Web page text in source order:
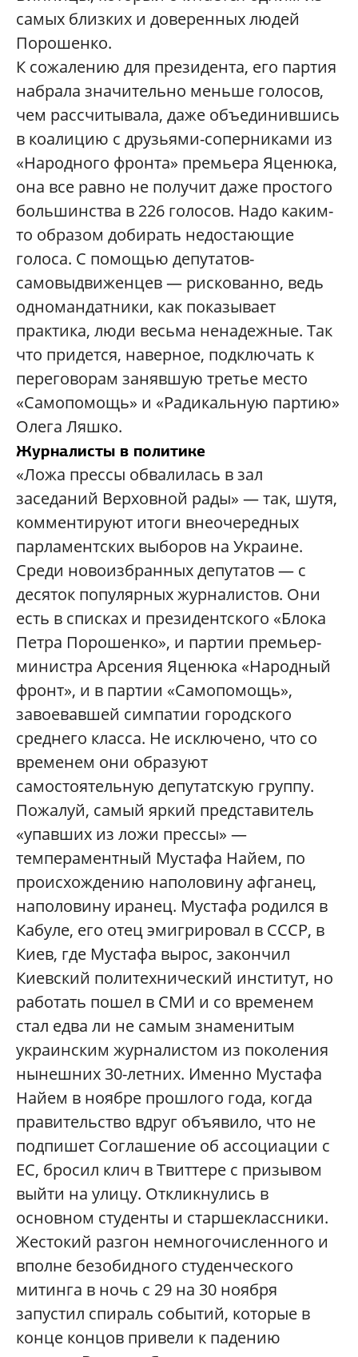
самых близких и доверенных людей
Порошенко.
К сожалению для президента, его партия
набрала значительно меньше голосов,
чем рассчитывала, даже объединившись
в коалицию с друзьями-соперниками из
«Народного фронта» премьера Яценюка,
она все равно не получит даже простого
большинства в 226 голосов. Надо каким-
то образом добирать недостающие
голоса. С помощью депутатов-
самовыдвиженцев — рискованно, ведь
одномандатники, как показывает
практика, люди весьма ненадежные. Так
что придется, наверное, подключать к
переговорам занявшую третье место
«Самопомощь» и «Радикальную партию»
Олега Ляшко.
Журналисты в политике
«Ложа прессы обвалилась в зал
заседаний Верховной рады» — так, шутя,
комментируют итоги внеочередных
парламентских выборов на Украине.
Среди новоизбранных депутатов — с
десяток популярных журналистов. Они
есть в списках и президентского «Блока
Петра Порошенко», и партии премьер-
министра Арсения Яценюка «Народный
фронт», и в партии «Самопомощь»,
завоевавшей симпатии городского
среднего класса. Не исключено, что со
временем они образуют
самостоятельную депутатскую группу.
Пожалуй, самый яркий представитель
«упавших из ложи прессы» —
темпераментный Мустафа Найем, по
происхождению наполовину афганец,
наполовину иранец. Мустафа родился в
Кабуле, его отец эмигрировал в СССР, в
Киев, где Мустафа вырос, закончил
Киевский политехнический институт, но
работать пошел в СМИ и со временем
стал едва ли не самым знаменитым
украинским журналистом из поколения
нынешних 30-летних. Именно Мустафа
Найем в ноябре прошлого года, когда
правительство вдруг объявило, что не
подпишет Соглашение об ассоциации с
ЕС, бросил клич в Твиттере с призывом
выйти на улицу. Откликнулись в
основном студенты и старшеклассники.
Жестокий разгон немногочисленного и
вполне безобидного студенческого
митинга в ночь с 29 на 30 ноября
запустил спираль событий, которые в
конце концов привели к падению